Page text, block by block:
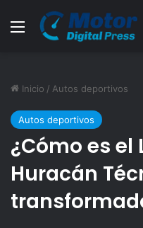
Menú
Inicio / Autos deportivos
Autos deportivos
¿Cómo es
Huracán